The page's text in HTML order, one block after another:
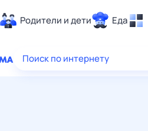
Родители и дети Еда
Здоровье
Поиск по интернету